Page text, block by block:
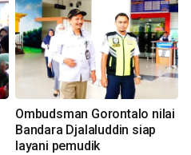
Ombudsman Gorontalo nilai
Bandara Djalaluddin siap
layani pemudik